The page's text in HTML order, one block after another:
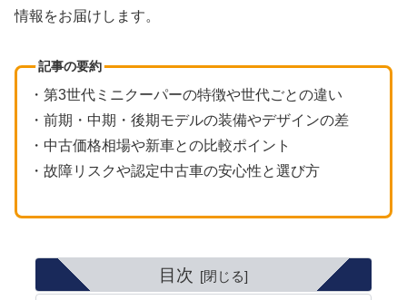
情報をお届けします。
記事の要約
・第3世代ミニクーパーの特徴や世代ごとの違い
・前期・中期・後期モデルの装備やデザインの差
・中古価格相場や新車との比較ポイント
・故障リスクや認定中古車の安心性と選び方
目次